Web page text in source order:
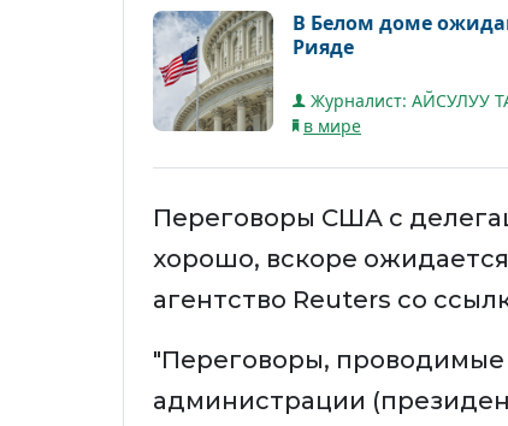
В Белом доме
Рияде
Журналист: АЙСУЛУУ
в мире
Переговоры США с
хорошо, вскоре
агентство Reuters со
"Переговоры,
администрации